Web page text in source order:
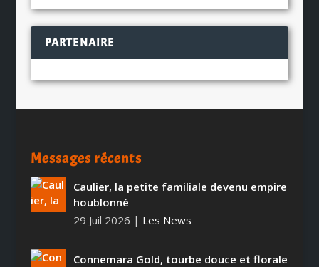
PARTENAIRE
Messages récents
Caulier, la petite familiale devenu empire
houblonné
29 Juil 2026 | Les News
Connemara Gold, tourbe douce et florale